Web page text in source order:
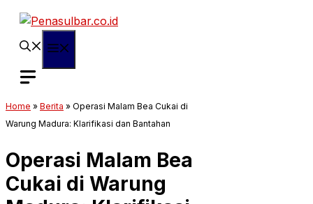
Langsung
Home » Berita » Operasi Malam Bea Cukai di
Warung Madura: Klarifikasi dan Bantahan
Operasi Malam Bea
Cukai di Warung